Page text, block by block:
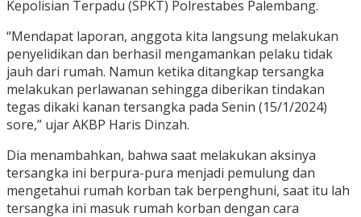
Kepolisian Terpadu (SPKT) Polrestabes Palembang.
“Mendapat laporan, anggota kita langsung melakukan
penyelidikan dan berhasil mengamankan pelaku tidak
jauh dari rumah. Namun ketika ditangkap tersangka
melakukan perlawanan sehingga diberikan tindakan
tegas dikaki kanan tersangka pada Senin (15/1/2024)
sore,” ujar AKBP Haris Dinzah.
Dia menambahkan, bahwa saat melakukan aksinya
tersangka ini berpura-pura menjadi pemulung dan
mengetahui rumah korban tak berpenghuni, saat itu lah
tersangka ini masuk rumah korban dengan cara